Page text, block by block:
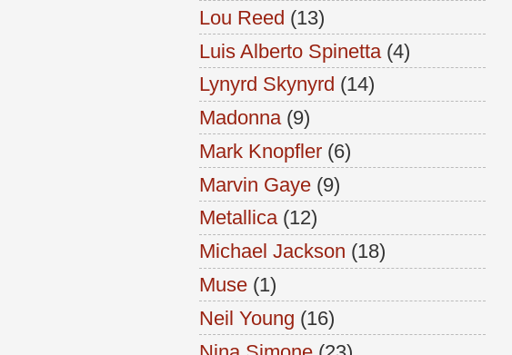
Lou Reed (13)
Luis Alberto Spinetta (4)
Lynyrd Skynyrd (14)
Madonna (9)
Mark Knopfler (6)
Marvin Gaye (9)
Metallica (12)
Michael Jackson (18)
Muse (1)
Neil Young (16)